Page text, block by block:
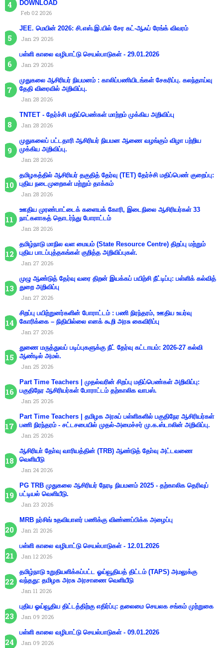
DOWNLOAD
Feb 02 2026
JEE. மெயின் 2026: சி.எஸ்.இ.யில் சேர கட்-ஆஃப் ரேங்க் விவரம்
Jan 29 2026
பள்ளி காலை வழிபாட்டு செயல்பாடுகள் - 29.01.2026
Jan 29 2026
முதுகலை ஆசிரியர் நியமனம் : காலிப்பணியிடங்கள் சேகரிப்பு. கலந்தாய்வு
தேதி விரைவில் அறிவிப்பு.
Jan 28 2026
TNTET - தேர்ச்சி மதிப்பெண்கள் மாற்றம் முக்கிய அறிவிப்பு
Jan 28 2026
முதுகலைப் பட்டதாரி ஆசிரியர் நியமன ஆணை வழங்கும் விழா பற்றிய
முக்கிய அறிவிப்பு.
Jan 28 2026
தமிழகத்தில் ஆசிரியர் தகுதித் தேர்வு (TET) தேர்ச்சி மதிப்பெண் குறைப்பு:
புதிய நடைமுறைகள் மற்றும் தாக்கம்
Jan 28 2026
ஊதிய முரண்பாட்டைக் களையக் கோரி, இடைநிலை ஆசிரியர்கள் 33
நாட்களாகத் தொடர்ந்து போராட்டம்
Jan 28 2026
தமிழ்நாடு மாநில வள மையம் (State Resource Centre) திறப்பு மற்றும்
புதிய பாடப்புத்தகங்கள் குறித்த அறிவிப்புகள்.
Jan 27 2026
முழு ஆண்டுத் தேர்வு வரை திறன் இயக்கப் பயிற்சி நீட்டிப்பு: பள்ளிக் கல்வித்
துறை அறிவிப்பு
Jan 27 2026
சிறப்பு பயிற்றுனர்களின் போராட்டம் : பணி நிரந்தரம், ஊதிய உயர்வு
கோரிக்கை – நிதியில்லை எனக் கூறி அரசு கைவிரிப்பு
Jan 27 2026
துணை மருத்துவப் படிப்புகளுக்கு நீட் தேர்வு கட்டாயம்: 2026-27 கல்வி
ஆண்டில் அமல்.
Jan 25 2026
Part Time Teachers | முதல்வரின் சிறப்பு மதிப்பெண்கள் அறிவிப்பு:
பகுதிநேர ஆசிரியர்கள் போராட்டம் தற்காலிக வாபஸ்.
Jan 25 2026
Part Time Teachers | தமிழக அரசுப் பள்ளிகளில் பகுதிநேர ஆசிரியர்கள்
பணி நிரந்தரம் - சட்டசபையில் முதல்-அமைச்சர் மு.க.ஸ்டாலின் அறிவிப்பு.
Jan 25 2026
ஆசிரியா் தோ்வு வாரியத்தின் (TRB) ஆண்டுத் தோ்வு அட்டவணை
வெளியீடு
Jan 24 2026
PG TRB முதுகலை ஆசிரியர் நேரடி நியமனம் 2025 - தற்காலிக தெரிவுப்
பட்டியல் வெளியீடு.
Jan 23 2026
MRB நர்சிங் உதவியாளர் பணிக்கு விண்ணப்பிக்க அழைப்பு
Jan 21 2026
பள்ளி காலை வழிபாட்டு செயல்பாடுகள் - 12.01.2026
Jan 12 2026
தமிழ்நாடு உறுதியளிக்கப்பட்ட ஓய்வூதியத் திட்டம் (TAPS) அமலுக்கு
வந்தது: தமிழக அரசு அரசாணை வெளியீடு
Jan 11 2026
புதிய ஓய்வூதிய திட்டத்திற்கு எதிர்ப்பு: தலைமை செயலக சங்கம் முற்றுகை
Jan 09 2026
பள்ளி காலை வழிபாட்டு செயல்பாடுகள் - 09.01.2026
Jan 09 2026